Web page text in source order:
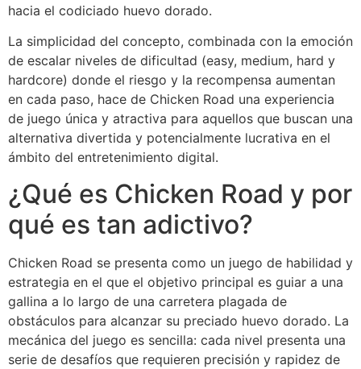
hacia el codiciado huevo dorado.
La simplicidad del concepto, combinada con la emoción
de escalar niveles de dificultad (easy, medium, hard y
hardcore) donde el riesgo y la recompensa aumentan
en cada paso, hace de Chicken Road una experiencia
de juego única y atractiva para aquellos que buscan una
alternativa divertida y potencialmente lucrativa en el
ámbito del entretenimiento digital.
¿Qué es Chicken Road y por
qué es tan adictivo?
Chicken Road se presenta como un juego de habilidad y
estrategia en el que el objetivo principal es guiar a una
gallina a lo largo de una carretera plagada de
obstáculos para alcanzar su preciado huevo dorado. La
mecánica del juego es sencilla: cada nivel presenta una
serie de desafíos que requieren precisión y rapidez de